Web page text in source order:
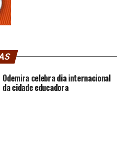
Odemira celebra dia internacional
da cidade educadora